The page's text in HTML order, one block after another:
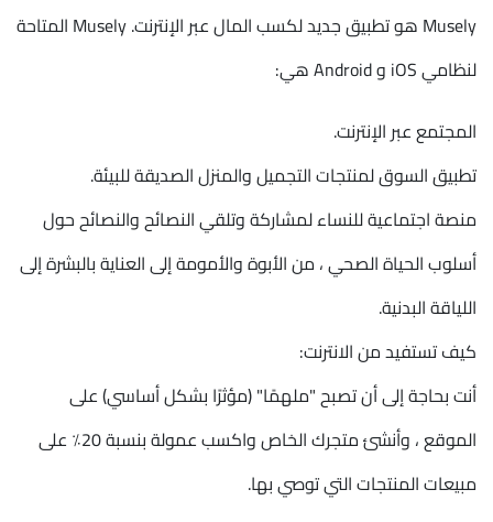
Musely هو تطبيق جديد لكسب المال عبر الإنترنت. Musely المتاحة
لنظامي iOS و Android هي:
المجتمع عبر الإنترنت.
تطبيق السوق لمنتجات التجميل والمنزل الصديقة للبيئة.
منصة اجتماعية للنساء لمشاركة وتلقي النصائح والنصائح حول
أسلوب الحياة الصحي ، من الأبوة والأمومة إلى العناية بالبشرة إلى
اللياقة البدنية.
كيف تستفيد من الانترنت:
أنت بحاجة إلى أن تصبح "ملهمًا" (مؤثرًا بشكل أساسي) على
الموقع ، وأنشئ متجرك الخاص واكسب عمولة بنسبة 20٪ على
مبيعات المنتجات التي توصي بها.